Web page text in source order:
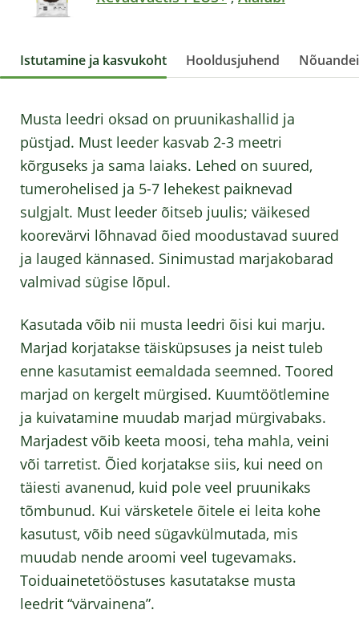
Istutamine ja kasvukoht Hooldusjuhend
Musta leedri oksad on pruunikashallid ja
püstjad. Must leeder kasvab 2-3 meetri
kõrguseks ja sama laiaks. Lehed on suured,
tumerohelised ja 5-7 lehekest paiknevad
sulgjalt. Must leeder õitseb juulis; väikesed
koorevärvi lõhnavad õied moodustavad suured
ja lauged kännased. Sinimustad marjakobarad
valmivad sügise lõpul.
Kasutada võib nii musta leedri õisi kui marju.
Marjad korjatakse täisküpsuses ja neist tuleb
enne kasutamist eemaldada seemned. Toored
marjad on kergelt mürgised. Kuumtöötlemine
ja kuivatamine muudab marjad mürgivabaks.
Marjadest võib keeta moosi, teha mahla, veini
või tarretist. Õied korjatakse siis, kui need on
täiesti avanenud, kuid pole veel pruunikaks
tõmbunud. Kui värsketele õitele ei leita kohe
kasutust, võib need sügavkülmutada, mis
muudab nende aroomi veel tugevamaks.
Toiduainetetööstuses kasutatakse musta
leedrit “värvainena”.